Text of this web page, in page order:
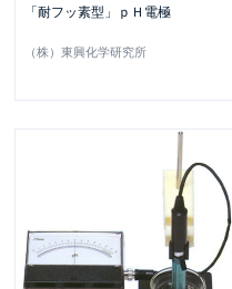
「耐フッ素型」ｐＨ電極
（株）東興化学研究所